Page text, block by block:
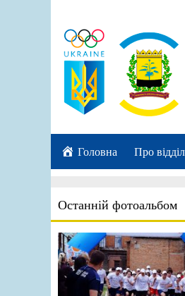
Головна Про
Останній фотоальбом